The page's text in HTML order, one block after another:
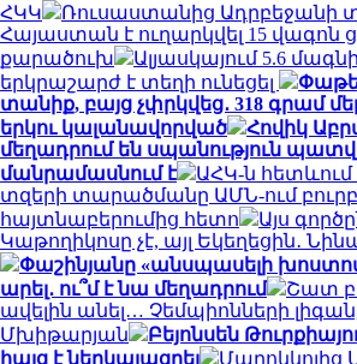
ՀԿԿ
Ռուսաստանից Ադրբեջանի
Հայաստան է ուղարկվել 15 վագոն
քարածուխ
Ալյասկայում 5.6
երկրաշարժ է տեղի ունեցել
տանիք, բայց չփրկվեց․ 318 գրամ
երկու կալանավորված
Հովիկ
մեղադրում են սպանություն
մանրամասնում է
ԱՀԿ-ն հետևում
տզերի տարածմանը ԱՄՆ-ում
հայտնաբերումից հետո
Այս
Կաթողիկոսը չէ, այլ Եկեղեցին․
Փաշինյանը «անսպասելի
արել․ ու՞մ է նա մեղադրում
Շատ
ավելին անել… Չեմպիոնների
Մխիթարյան
Բեյոնսեն
հայց է ներկայացրել
Մարոկկոյից